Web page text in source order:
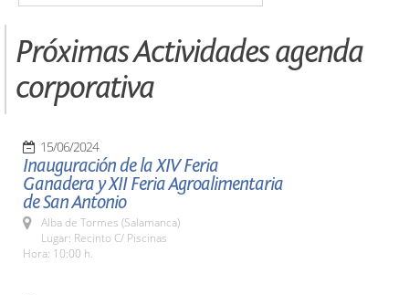
Próximas Actividades agenda
corporativa
15/06/2024
Inauguración de la XIV Feria
Ganadera y XII Feria Agroalimentaria
de San Antonio
Alba de Tormes (Salamanca)
Lugar: Recinto C/ Piscinas
Hora: 10:00 h.